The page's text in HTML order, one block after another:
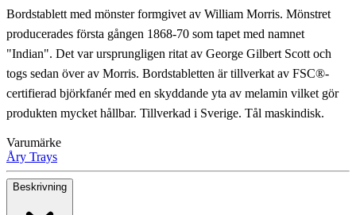
Bordstablett med mönster formgivet av William Morris. Mönstret
producerades första gången 1868-70 som tapet med namnet
"Indian". Det var ursprungligen ritat av George Gilbert Scott och
togs sedan över av Morris. Bordstabletten är tillverkat av FSC®-
certifierad björkfanér med en skyddande yta av melamin vilket gör
produkten mycket hållbar. Tillverkad i Sverige. Tål maskindisk.
Varumärke
Åry Trays
Beskrivning